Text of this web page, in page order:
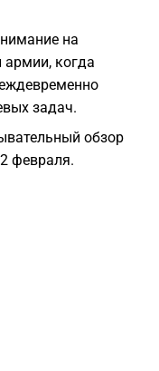
на
армии, когда
задач.
обзор
февраля.